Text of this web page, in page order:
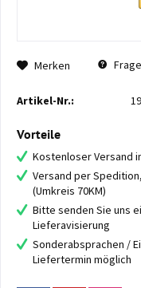
Merken
Artikel-Nr.:
Vorteile
Kostenloser Versand
Versand per
(Umkreis 70KM)
Bitte senden Sie uns
Lieferavisierung
Sonderabsprachen /
Liefertermin möglich